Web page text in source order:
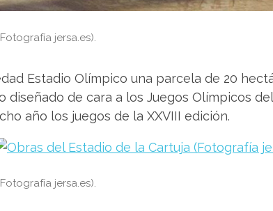
jersa.es).
Estadio Olímpico una parcela de 20
de cara a los Juegos Olímpicos
año los juegos de la XXVIII edición.
jersa.es).